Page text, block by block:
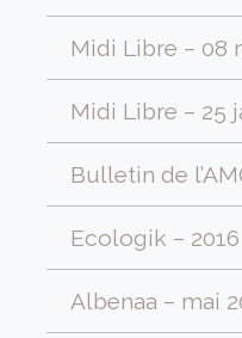
Midi Libre – 08
Midi Libre – 25
Bulletin de
Ecologik – 2016
Albenaa – mai